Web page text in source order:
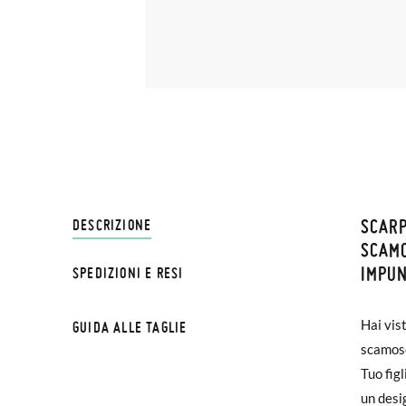
DESCRIZIONE
Hai
Tuo
un
SPEDIZIONI E RESI
Su
Se le
GUIDA ALLE TAGLIE
NOTA